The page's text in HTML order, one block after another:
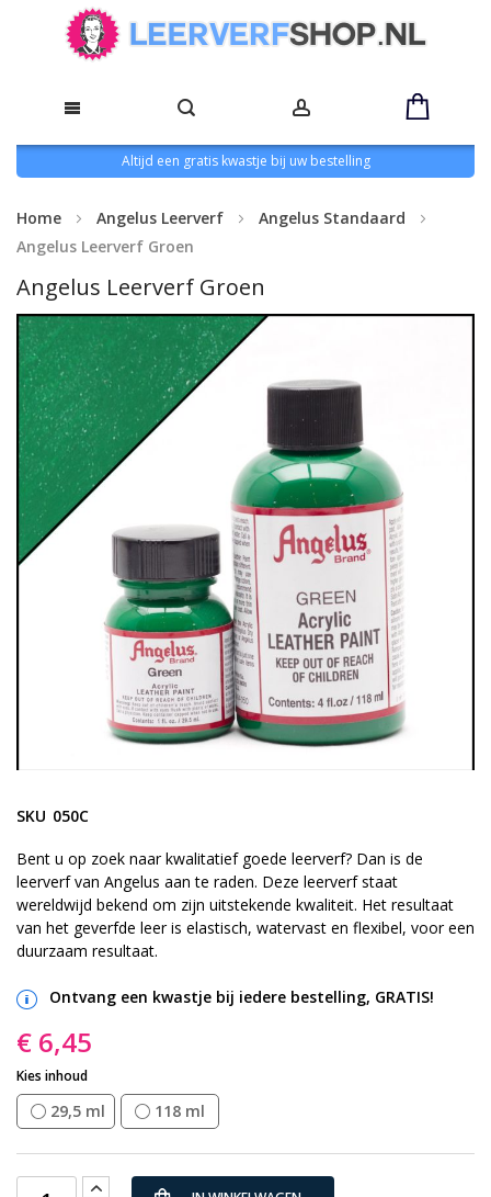
Altijd een gratis kwastje bij uw bestelling
Home Angelus Leerverf
Angelus Standaard
Angelus Leerverf Groen
Angelus Leerverf Groen
Ga
naar
het
einde
van
de
afbeeldingen-
gallerij
naar
begin
van
de
afbeeldingen-
gallerij
SKU 050C
Bent u op zoek naar kwalitatief goede leerverf? Dan is de
leerverf van Angelus aan te raden. Deze leerverf staat
wereldwijd bekend om zijn uitstekende kwaliteit. Het resultaat
van het geverfde leer is elastisch, watervast en flexibel, voor een
duurzaam resultaat.
Ontvang een kwastje bij iedere bestelling, GRATIS!
€ 6,45
Kies inhoud
29,5 ml 118 ml